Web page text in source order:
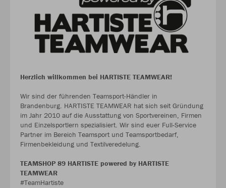
Herzlich willkommen bei HARTISTE TEAMWEAR!
Wir sind der führenden Teamsport-Händler in
Brandenburg. HARTISTE TEAMWEAR hat sich seit Gründung
im Jahr 2010 auf die Ausstattung von Sportvereinen, Firmen
und Einzelsportlern spezialisiert. Wir sind euer Full-Service
Partner im Bereich Teamsport und Teamsportbedarf,
Firmenbekleidung und Textilveredelung.
TEAMSHOP 89 HARTISTE powered by HARTISTE
TEAMWEAR
#TeamHartiste